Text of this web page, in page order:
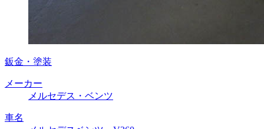
鈑金・塗装
メーカー
メルセデス・ベンツ
車名